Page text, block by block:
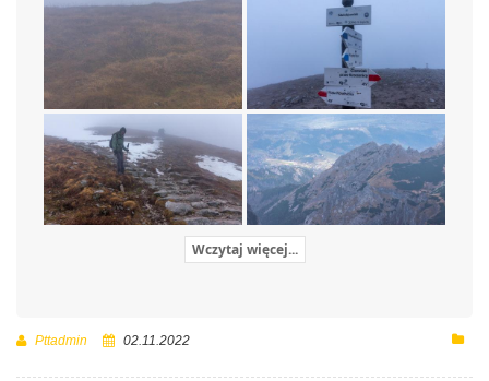
Wczytaj więcej...
Pttadmin 02.11.2022